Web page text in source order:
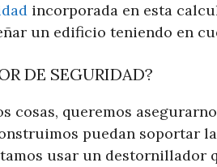
incorporada en esta
un edificio teniendo en
DE SEGURIDAD?
cosas, queremos
puedan soportar
usar un destornillador